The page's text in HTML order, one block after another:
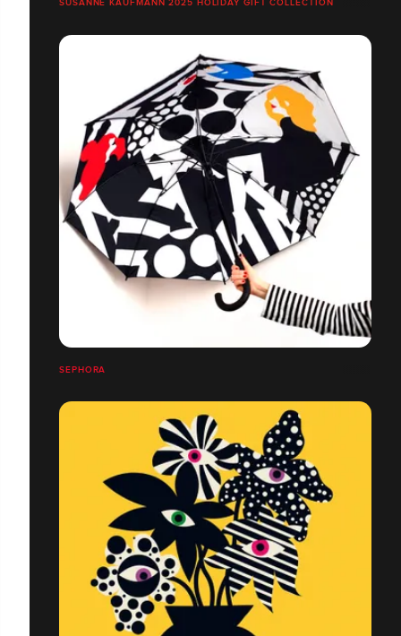
SUSANNE KAUFMANN 2025 HOLIDAY GIFT COLLECTION
SEPHORA